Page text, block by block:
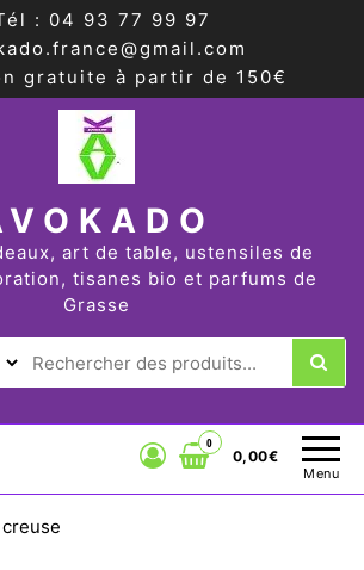
: 04 93 77 99 97
gratuite à partir de 150€
art de table, ustensiles de
tisanes bio et parfums de
Grasse
Menu
0
0,00€